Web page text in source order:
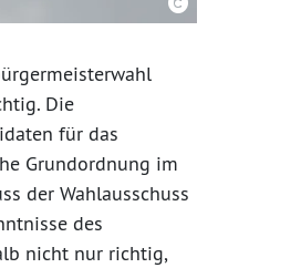
Die
für das
Grundordnung im
der Wahlausschuss
des
nicht nur richtig,